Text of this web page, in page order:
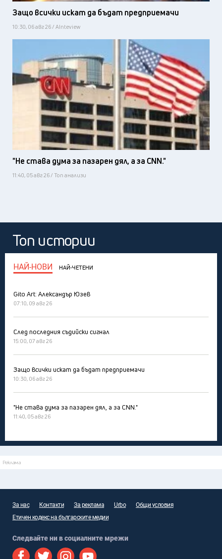
Защо всички искат да бъдат предприемачи
10:30, 06 авг 26 / AInteview
"Не става дума за пазарен дял, а за CNN."
11:40, 05 авг 26 / Топ анализи
Топ истории
НАЙ-НОВИ НАЙ-ЧЕТЕНИ
Gito Art: Александър Юзев
07:10, 09 авг 26
След последния съдийски сигнал
15:00, 07 авг 26
Защо всички искат да бъдат предприемачи
10:30, 06 авг 26
"Не става дума за пазарен дял, а за CNN."
11:40, 05 авг 26
Реклама
За нас Контакти За реклама Urbo
Общи условия
Етичен кодекс на българските медии
Следвайте ни в социалните мрежи